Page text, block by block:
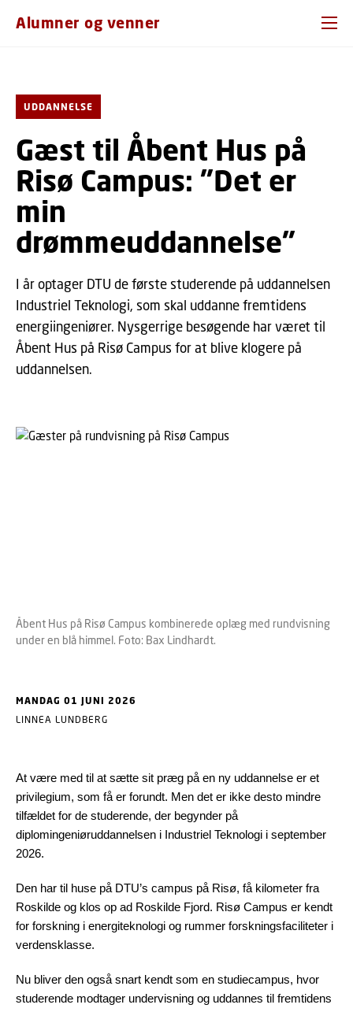
Alumner og venner
UDDANNELSE
Gæst til Åbent Hus på
Risø Campus: ”Det er
min
drømmeuddannelse”
I år optager DTU de første studerende på uddannelsen
Industriel Teknologi, som skal uddanne fremtidens
energiingeniører. Nysgerrige besøgende har været til
Åbent Hus på Risø Campus for at blive klogere på
uddannelsen.
Åbent Hus på Risø Campus kombinerede oplæg med rundvisning
under en blå himmel. Foto: Bax Lindhardt.
MANDAG 01 JUNI 2026
LINNEA LUNDBERG
At være med til at sætte sit præg på en ny uddannelse er et
privilegium, som få er forundt. Men det er ikke desto mindre
tilfældet for de studerende, der begynder på
diplomingeniøruddannelsen i Industriel Teknologi i september
2026.
Den har til huse på DTU’s campus på Risø, få kilometer fra
Roskilde og klos op ad Roskilde Fjord. Risø Campus er kendt
for forskning i energiteknologi og rummer forskningsfaciliteter i
verdensklasse.
Nu bliver den også snart kendt som en studiecampus, hvor
studerende modtager undervisning og uddannes til fremtidens